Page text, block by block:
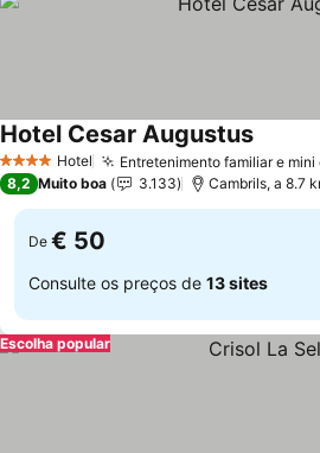
4 EstrelasHotel Entretenimento familiar e mini
Hotel Cesar AugustusVer
8,2 Muito boa 3.133 Cambrils, a 8.7
De € 50
Consulte os preços de 13 sites
Escolha popular